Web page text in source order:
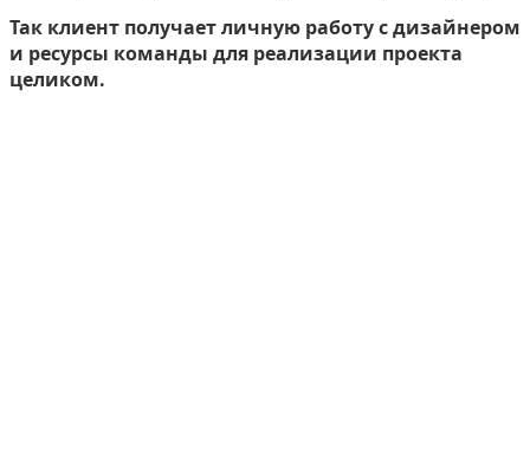
Так клиент получает личную работу с дизайнером
и ресурсы команды для реализации проекта
целиком.